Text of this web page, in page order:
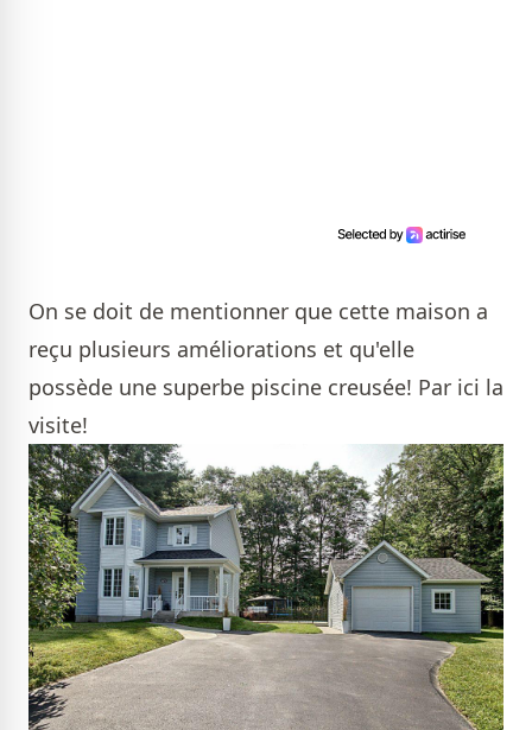
On se doit de mentionner que cette maison a
reçu plusieurs améliorations et qu'elle
possède une superbe piscine creusée! Par ici la
visite!